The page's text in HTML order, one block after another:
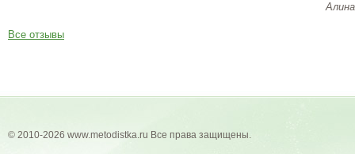
Алина
Все отзывы
© 2010-2026 www.metodistka.ru Все права защищены.